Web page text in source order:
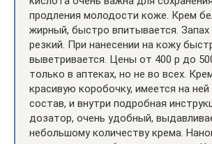
продления молодости коже. Крем
жирный, быстро впитывается. Запах
резкий. При нанесении на кожу
выветривается. Цены от 400 р до
только в аптеках, но не во всех.
красивую коробочку, имеется на ней
состав, и внутри подробная
дозатор, очень удобный,
небольшому количеству крема.